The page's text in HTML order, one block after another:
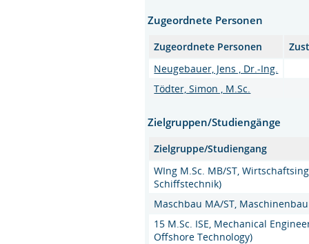
Zugeordnete Personen
Zugeordnete Personen
Neugebauer, Jens , Dr.-Ing.
Tödter, Simon , M.Sc.
Zielgruppen/Studiengänge
Zielgruppe/Studiengang
WIng M.Sc. MB/ST,
Schiffstechnik)
Maschbau MA/ST,
15 M.Sc. ISE, Mechanical
Offshore Technology)